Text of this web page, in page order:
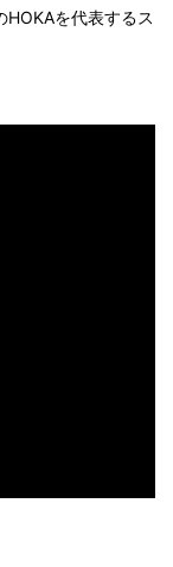
を代表するス